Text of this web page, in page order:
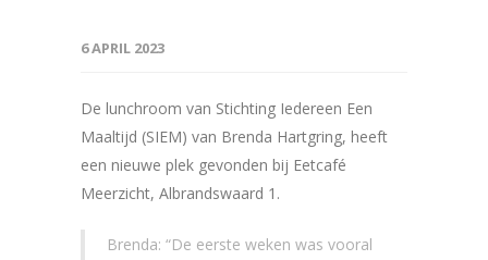
6 APRIL 2023
De lunchroom van Stichting Iedereen Een
Maaltijd (SIEM) van Brenda Hartgring, heeft
een nieuwe plek gevonden bij Eetcafé
Meerzicht, Albrandswaard 1.
Brenda: “De eerste weken was vooral